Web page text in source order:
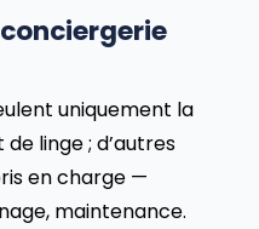
uniquement la
linge ; d’autres
en charge —
maintenance.